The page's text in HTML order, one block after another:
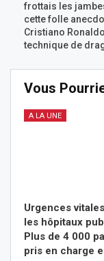
frottais les
cette folle
Cristiano
technique de
Vous
A LA UNE
Urgences
les hôpitaux
Plus de 4 000
pris en charge